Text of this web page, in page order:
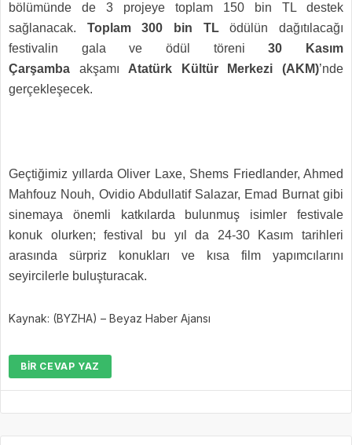
bölümünde de 3 projeye toplam 150 bin TL destek
sağlanacak. Toplam 300 bin TLödülün dağıtılacağı
festivalin gala ve ödül töreni30 Kasım
Çarşamba akşamı Atatürk Kültür Merkezi (AKM)’nde
gerçekleşecek.
Geçtiğimiz yıllarda Oliver Laxe, Shems Friedlander, Ahmed
Mahfouz Nouh, Ovidio Abdullatif Salazar, Emad Burnat gibi
sinemaya önemli katkılarda bulunmuş isimler festivale
konuk olurken; festival bu yıl da 24-30 Kasım tarihleri
arasında sürpriz konukları ve kısa film yapımcılarını
seyircilerle buluşturacak.
Kaynak: (BYZHA) – Beyaz Haber Ajansı
BIR CEVAP YAZ